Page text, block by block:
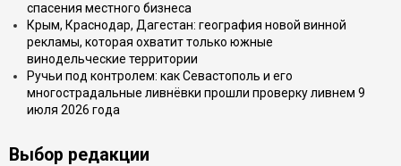
спасения местного бизнеса
Крым, Краснодар, Дагестан: география новой винной
рекламы, которая охватит только южные
винодельческие территории
Ручьи под контролем: как Севастополь и его
многострадальные ливнёвки прошли проверку ливнем 9
июля 2026 года
Выбор редакции